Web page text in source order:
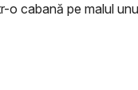
cabană pe malul